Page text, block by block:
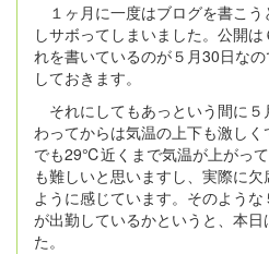
１ヶ月に一度はブログを書こ
しサボってしまいました。公開
れを書いているのが５月30日な
しておきます。
それにしてもあっという間に５
わってからは気温の上下も激し
でも29℃近くまで気温が上がっ
も難しいと思いますし、実際に
ように感じています。そのよう
が出勤しているかというと、本
た。